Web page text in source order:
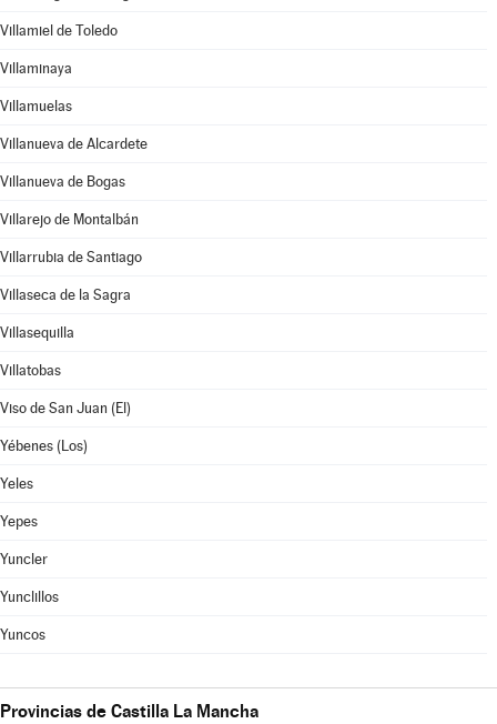
Villamiel de Toledo
Villaminaya
Villamuelas
Villanueva de Alcardete
Villanueva de Bogas
Villarejo de Montalbán
Villarrubia de Santiago
Villaseca de la Sagra
Villasequilla
Villatobas
Viso de San Juan (El)
Yébenes (Los)
Yeles
Yepes
Yuncler
Yunclillos
Yuncos
Provincias de Castilla La Mancha